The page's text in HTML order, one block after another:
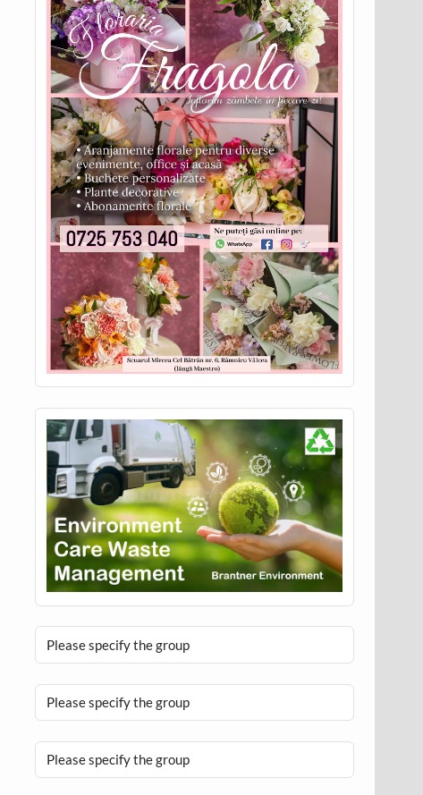
Please specify the group
Please specify the group
Please specify the group